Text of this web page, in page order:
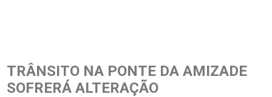
TRÂNSITO NA PONTE DA AMIZADE
SOFRERÁ ALTERAÇÃO